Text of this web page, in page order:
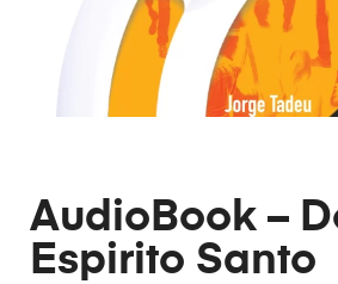
AudioBook –
Espirito Santo